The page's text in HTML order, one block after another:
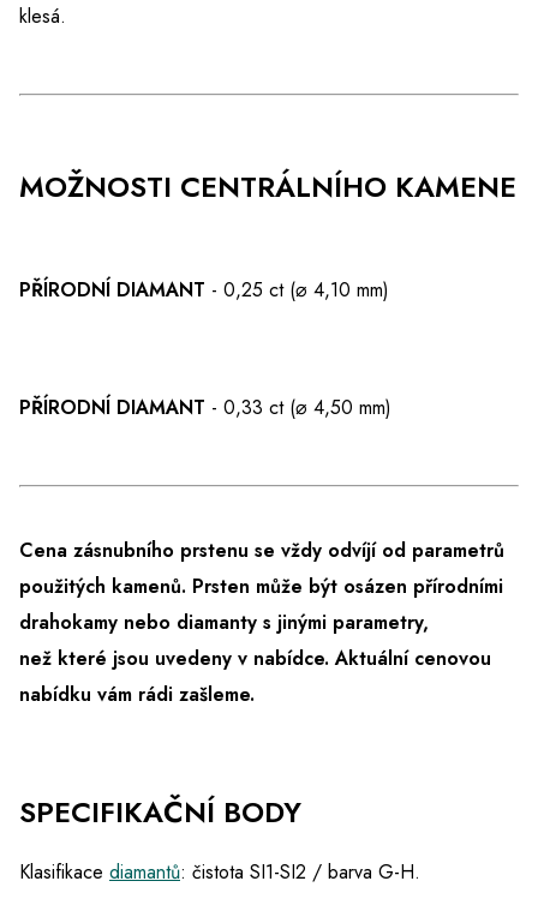
klesá.
MOŽNOSTI CENTRÁLNÍHO KAMENE
PŘÍRODNÍ DIAMANT - 0,25 ct (⌀ 4,10 mm)
PŘÍRODNÍ DIAMANT - 0,33 ct (⌀ 4,50 mm)
Cena zásnubního prstenu se vždy odvíjí od parametrů
použitých kamenů. Prsten může být osázen přírodními
drahokamy nebo diamanty s jinými parametry,
než které jsou uvedeny v nabídce.Aktuální cenovou
nabídku vám rádi zašleme.
SPECIFIKAČNÍ BODY
Klasifikace diamantů: čistota SI1-SI2 / barva G-H.